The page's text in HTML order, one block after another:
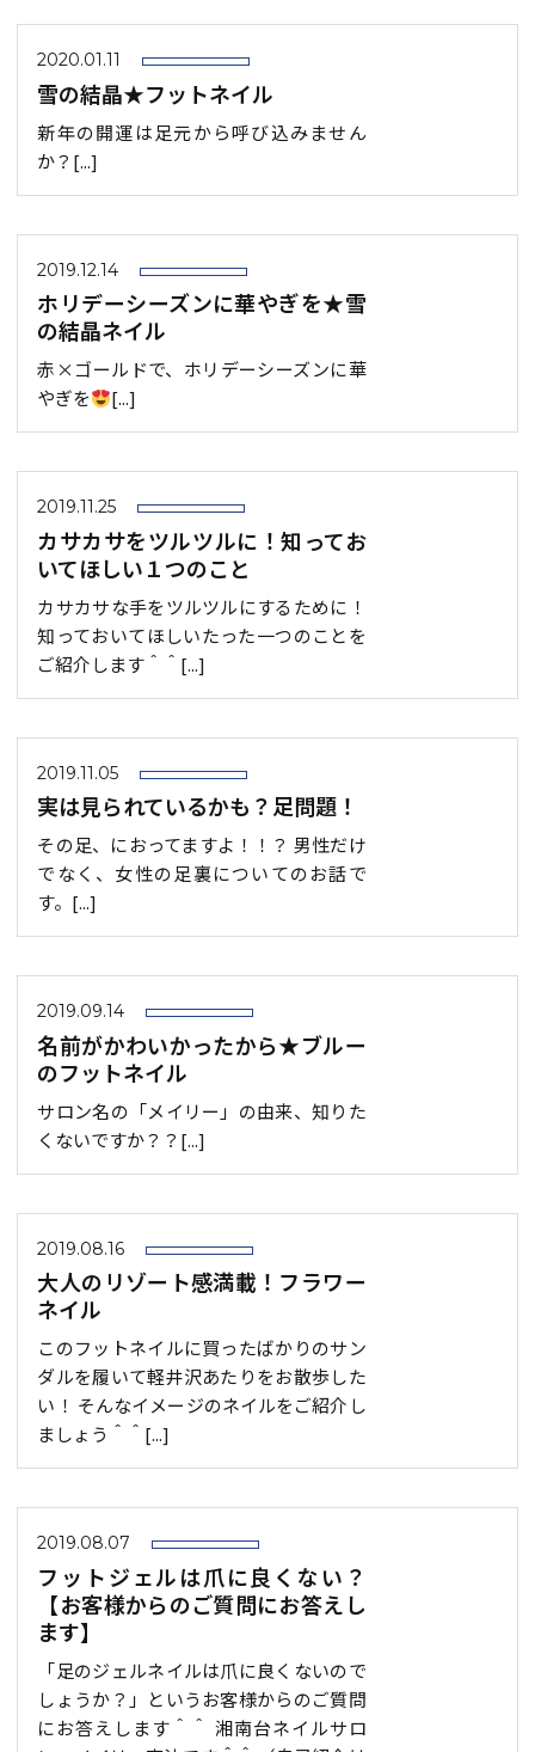
2020.01.11
雪の結晶★フットネイル
新年の開運は足元から呼び込みません
か？[...]
2019.12.14
ホリデーシーズンに華やぎを★雪
の結晶ネイル
赤×ゴールドで、ホリデーシーズンに華
やぎを
[...]
2019.11.25
カサカサをツルツルに！知ってお
いてほしい１つのこと
カサカサな手をツルツルにするために！
知っておいてほしいたった一つのことを
ご紹介します＾＾[...]
2019.11.05
実は見られているかも？足問題！
その足、におってますよ！！？ 男性だけ
でなく、女性の足裏についてのお話で
す。[...]
2019.09.14
名前がかわいかったから★ブルー
のフットネイル
サロン名の「メイリー」の由来、知りた
くないですか？？[...]
2019.08.16
大人のリゾート感満載！フラワー
ネイル
このフットネイルに買ったばかりのサン
ダルを履いて軽井沢あたりをお散歩した
い！ そんなイメージのネイルをご紹介し
ましょう＾＾[...]
2019.08.07
フットジェルは爪に良くない？
【お客様からのご質問にお答えし
ます】
「足のジェルネイルは爪に良くないので
しょうか？」というお客様からのご質問
にお答えします＾＾ 湘南台ネイルサロ